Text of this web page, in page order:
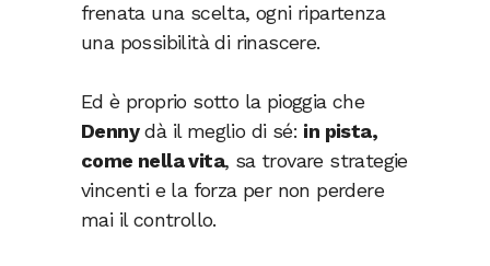
frenata una scelta, ogni ripartenza
una possibilità di rinascere.
Ed è proprio sotto la pioggia che
Dennydà il meglio di sé: in pista,
come nella vita, sa trovare strategie
vincenti e la forza per non perdere
mai il controllo.